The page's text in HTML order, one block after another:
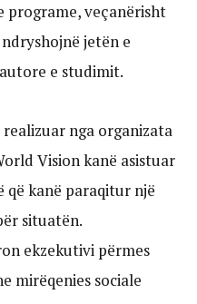
programe, veçanërisht
jetën e
e studimit.
nga organizata
Vision kanë asistuar
që kanë paraqitur një
situatën.
ekzekutivi përmes
mirëqenies sociale